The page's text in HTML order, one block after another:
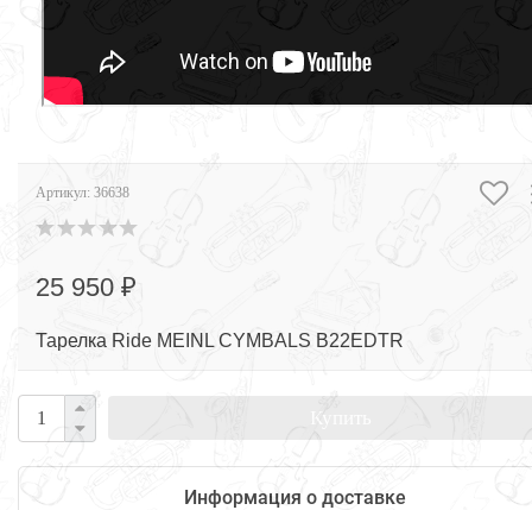
Артикул: 36638
25 950 ₽
Тарелка Ride MEINL CYMBALS B22EDTR
Купить
Информация о доставке